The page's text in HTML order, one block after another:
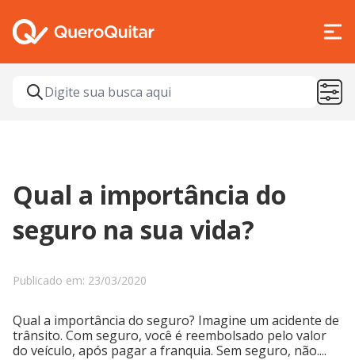
Qual a importância do
seguro na sua vida?
Publicado em: 23/03/2020
Qual a importância do seguro? Imagine um acidente de
trânsito. Com seguro, você é reembolsado pelo valor
do veículo, após pagar a franquia. Sem seguro, não....